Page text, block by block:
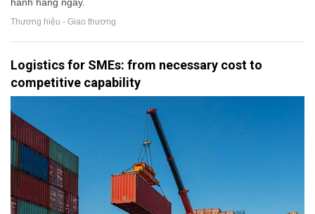
hành hằng ngày.
Thương hiệu - Giao thương
Logistics for SMEs: from necessary cost to
competitive capability